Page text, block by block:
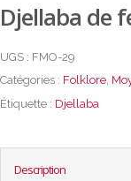
Djellaba de
UGS : FMO-29
Catégories : Folklore,
Étiquette : Djellaba
Description